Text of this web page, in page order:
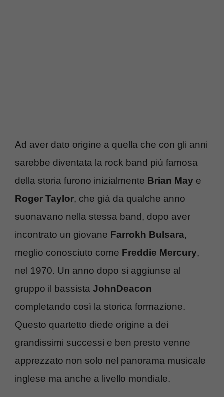
Ad aver dato origine a quella che con gli anni
sarebbe diventata la rock band più famosa
della storia furono inizialmente Brian May e
Roger Taylor, che già da qualche anno
suonavano nella stessa band, dopo aver
incontrato un giovane Farrokh Bulsara,
meglio conosciuto come Freddie Mercury,
nel 1970. Un anno dopo si aggiunse al
gruppo il bassista JohnDeacon
completando così la storica formazione.
Questo quartetto diede origine a dei
grandissimi successi e ben presto venne
apprezzato non solo nel panorama musicale
inglese ma anche a livello mondiale.